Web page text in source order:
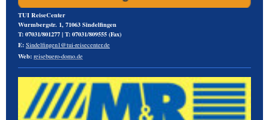
TUI ReiseCenter
Wurmbergstr. 1, 71063 Sindelfingen
T:07031/801277|T:07031/809555 (Fax)
E: Sindelfingen1@tui-reisecenter.de
Web: reisebuero-domo.de